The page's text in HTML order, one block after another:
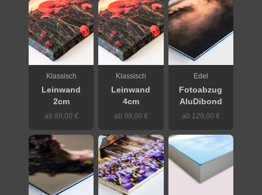
Klassisch
Leinwand
2cm
ab 89,00 €
Klassisch
Leinwand
4cm
ab 99,00 €
Edel
Fotoabzug
AluDibond
ab 129,00 €